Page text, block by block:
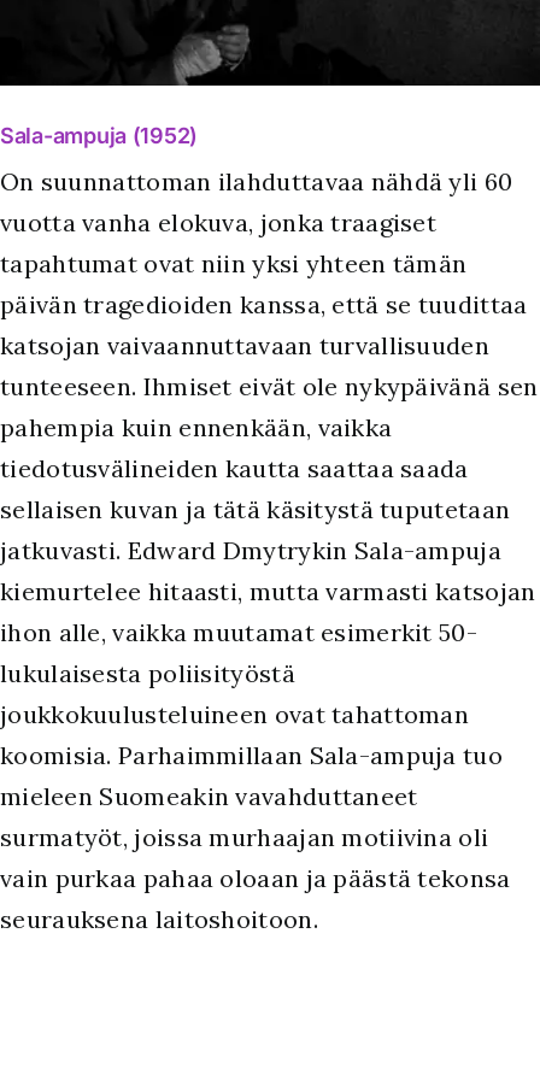
Sala-ampuja (1952)
On suunnattoman ilahduttavaa nähdä yli 60
vuotta vanha elokuva, jonka traagiset
tapahtumat ovat niin yksi yhteen tämän
päivän tragedioiden kanssa, että se tuudittaa
katsojan vaivaannuttavaan turvallisuuden
tunteeseen. Ihmiset eivät ole nykypäivänä sen
pahempia kuin ennenkään, vaikka
tiedotusvälineiden kautta saattaa saada
sellaisen kuvan ja tätä käsitystä tuputetaan
jatkuvasti. Edward Dmytrykin Sala-ampuja
kiemurtelee hitaasti, mutta varmasti katsojan
ihon alle, vaikka muutamat esimerkit 50-
lukulaisesta poliisityöstä
joukkokuulusteluineen ovat tahattoman
koomisia. Parhaimmillaan Sala-ampuja tuo
mieleen Suomeakin vavahduttaneet
surmatyöt, joissa murhaajan motiivina oli
vain purkaa pahaa oloaan ja päästä tekonsa
seurauksena laitoshoitoon.